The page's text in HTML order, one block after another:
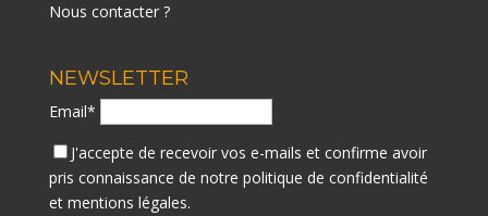
Nous contacter ?
NEWSLETTER
Email*
J'accepte de recevoir vos e-mails et confirme avoir
pris connaissance de notre politique de confidentialité
et mentions légales.